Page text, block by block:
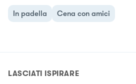
In padella Cena con amici
LASCIATI ISPIRARE